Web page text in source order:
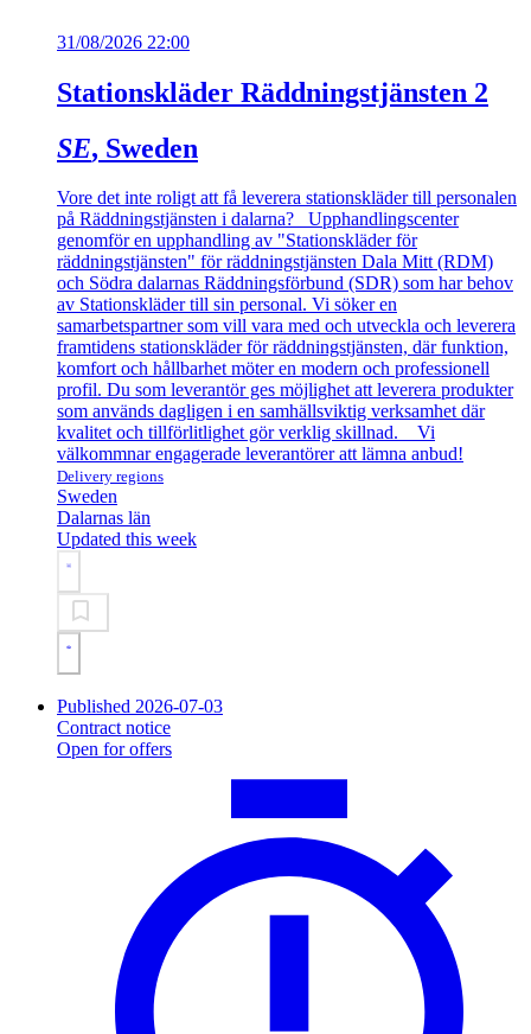
31/08/2026 22:00
Stationskläder Räddningstjänsten 2
SE, Sweden
Vore det inte roligt att få leverera stationskläder till personalen
på Räddningstjänsten i dalarna? Upphandlingscenter
genomför en upphandling av "Stationskläder för
räddningstjänsten" för räddningstjänsten Dala Mitt (RDM)
och Södra dalarnas Räddningsförbund (SDR) som har behov
av Stationskläder till sin personal. Vi söker en
samarbetspartner som vill vara med och utveckla och leverera
framtidens stationskläder för räddningstjänsten, där funktion,
komfort och hållbarhet möter en modern och professionell
profil. Du som leverantör ges möjlighet att leverera produkter
som används dagligen i en samhällsviktig verksamhet där
kvalitet och tillförlitlighet gör verklig skillnad. Vi
välkommnar engagerade leverantörer att lämna anbud!
Delivery regions
Sweden
Dalarnas län
Updated this week
Published 2026-07-03
Contract notice
Open for offers